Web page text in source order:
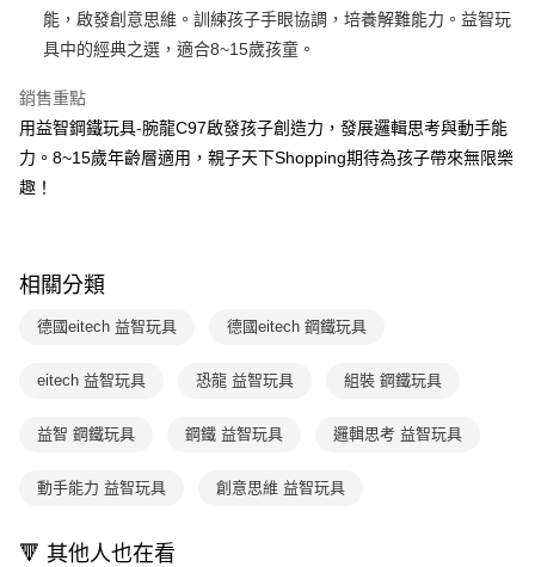
【大哥付你分期使用說明】
1.本服務由台灣大哥大提供，台灣大哥大用戶可立即使用無須另外申請。
2.付款方式選擇「大哥付你分期」，訂單成立後會自動跳轉到大哥付的交易
成交易。
3.實際核准額度、可分期數及費用金額請依後續交易確認頁面所載為準。
4.訂單成立30分鐘內，如未前往確認交易或遇審核未通過，訂單將自動取
消。如遇「轉專審核」未通過狀況，表示未達大哥付你分期系統評分，恕無
法說明評估內容。
帳／街口支付／iPASS MONEY」等通路繳費。
【注意事項】
用戶於交易時，得透過本服務購買商品或服務，並由商店將買賣／分期付款
資料（包含姓名、電話或地址）提供予台灣大哥大進項蒐集、處理及利用，
3.完整用戶服務條款，請詳閱以下連結：https://oppay.tw/userRule
AFTEE先享後付
相關說明
AFTEE先享後付是「在收到商品之後才付款」的支付方式。 讓您購物簡單
便利好安心！
１．簡單：不需註冊會員、不需綁卡、不需儲值。
２．便利：只要手機號碼，簡訊認證，即可結帳。
３．安心：先確認商品／服務後，再付款。
結帳頁面，進行簡訊認證並確認金額後，即可完成結帳。
２．訂單成立數日內，您將收到繳費通知簡訊。
３．收到繳費通知簡訊後14天內，點擊此簡訊中的連結，可透過四大超商／
購買商品的店家。未經商家同意取消之訂單仍視為有效，需透過AFTEE先享
※ 交易是否成功請以「AFTEE先享後付 」之結帳頁面顯示為準，若有關於
易，需依本服務之必要範圍內提供個人資料，並將交易相關給付款項請求債
ATM付款
運送方式
國內宅配/郵寄 (不適用離島、海外及郵局i郵箱)
離島宅配（澎湖、金門、馬祖、小琉球；不適用於郵局i郵箱）
能，啟發創意思維。訓練孩子手眼協調，培養解難能力。益智玩
具中的經典之選，適合8~15歲孩童。
銷售重點
用益智鋼鐵玩具-腕龍C97啟發孩子創造力，發展邏輯思考與動手能
力。8~15歲年齡層適用，親子天下Shopping期待為孩子帶來無限樂
趣！
相關分類
德國eitech 益智玩具 德國eitech 鋼鐵玩具
eitech 益智玩具 恐龍 益智玩具 組裝 鋼鐵玩具
益智 鋼鐵玩具 鋼鐵 益智玩具 邏輯思考 益智玩具
動手能力 益智玩具 創意思維 益智玩具
🔻 其他人也在看